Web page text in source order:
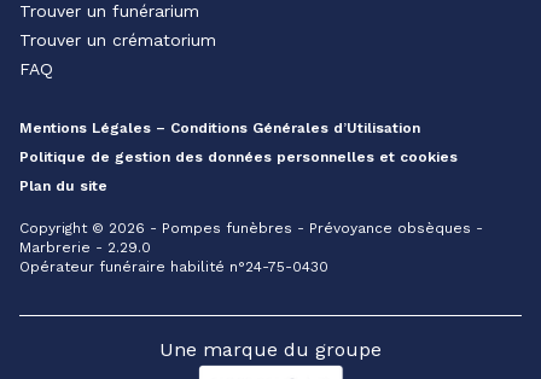
Trouver un funérarium
Trouver un crématorium
FAQ
Mentions Légales – Conditions Générales d’Utilisation
Politique de gestion des données personnelles et cookies
Plan du site
Copyright © 2026 - Pompes funèbres - Prévoyance obsèques -
Marbrerie - 2.29.0
Opérateur funéraire habilité n°24-75-0430
Une marque du groupe